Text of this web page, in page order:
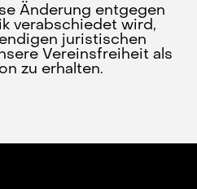
Änderung entgegen
verabschiedet wird,
juristischen
Vereinsfreiheit als
zu erhalten.